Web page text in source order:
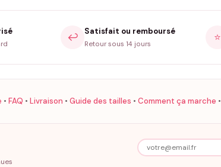
↩️ Satisfait ou remboursé
Retour sous 14 jours
⭐
• FAQ • Livraison • Guide des tailles • Comment ça marche •